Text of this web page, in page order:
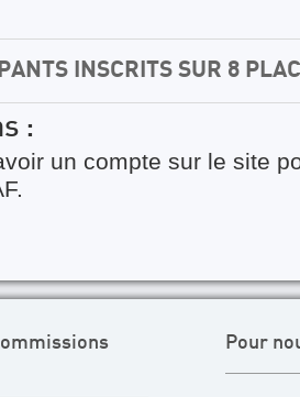
INSCRITS SUR 8
:
un compte sur le site
Pour